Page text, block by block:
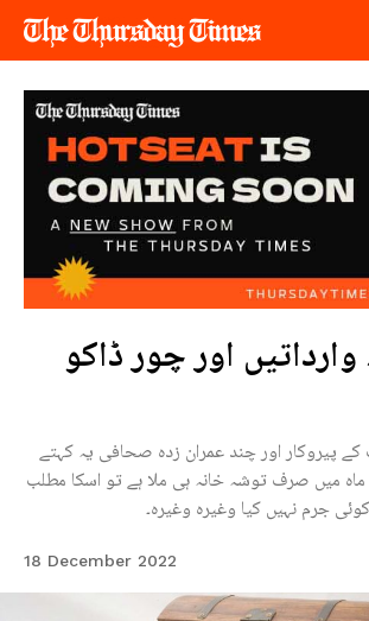
پیروکار اور چند عمران زدہ صحافی یہ کہتے
نظر آتے ہیں کہ اگر 8 ماہ میں صرف توشہ خانہ ہی ملا ہے تو اسکا مطلب
جرم نہیں کیا وغیرہ وغیرہ۔
18 December 2022